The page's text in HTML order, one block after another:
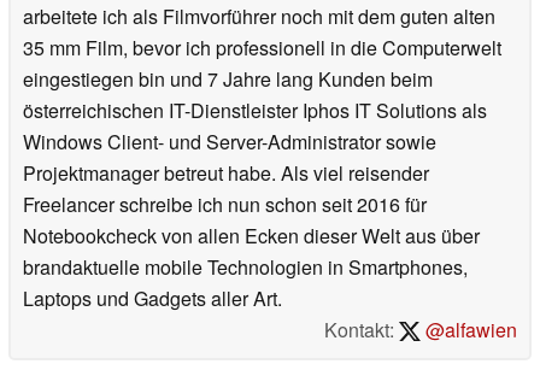
arbeitete ich als Filmvorführer noch mit dem guten alten
35 mm Film, bevor ich professionell in die Computerwelt
eingestiegen bin und 7 Jahre lang Kunden beim
österreichischen IT-Dienstleister Iphos IT Solutions als
Windows Client- und Server-Administrator sowie
Projektmanager betreut habe. Als viel reisender
Freelancer schreibe ich nun schon seit 2016 für
Notebookcheck von allen Ecken dieser Welt aus über
brandaktuelle mobile Technologien in Smartphones,
Laptops und Gadgets aller Art.
Kontakt:
@alfawien